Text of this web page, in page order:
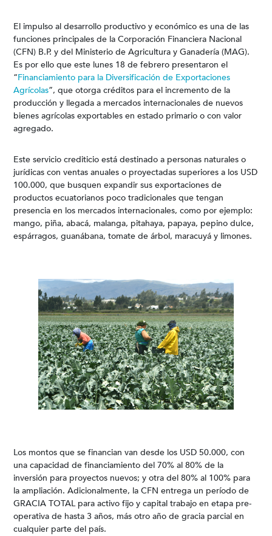
El impulso al desarrollo productivo y económico es una de las
funciones principales de la Corporación Financiera Nacional
(CFN) B.P. y del Ministerio de Agricultura y Ganadería (MAG).
Es por ello que este lunes 18 de febrero presentaron el
“Financiamiento para la Diversificación de Exportaciones
Agrícolas”, que otorga créditos para el incremento de la
producción y llegada a mercados internacionales de nuevos
bienes agrícolas exportables en estado primario o con valor
agregado.
Este servicio crediticio está destinado a personas naturales o
jurídicas con ventas anuales o proyectadas superiores a los USD
100.000, que busquen expandir sus exportaciones de
productos ecuatorianos poco tradicionales que tengan
presencia en los mercados internacionales, como por ejemplo:
mango, piña, abacá, malanga, pitahaya, papaya, pepino dulce,
espárragos, guanábana, tomate de árbol, maracuyá y limones.
Los montos que se financian van desde los USD 50.000, con
una capacidad de financiamiento del 70% al 80% de la
inversión para proyectos nuevos; y otra del 80% al 100% para
la ampliación. Adicionalmente, la CFN entrega un período de
GRACIA TOTAL para activo fijo y capital trabajo en etapa pre-
operativa de hasta 3 años, más otro año de gracia parcial en
cualquier parte del país.